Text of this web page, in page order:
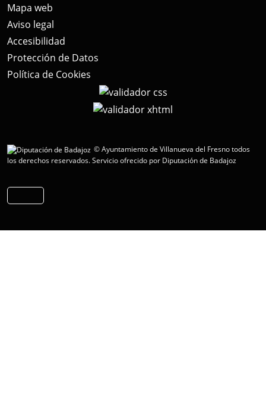
Mapa web
Aviso legal
Accesibilidad
Protección de Datos
Política de Cookies
© Ayuntamiento de Villanueva del Fresno todos
los derechos reservados.Servicio ofrecido por Diputación de Badajoz